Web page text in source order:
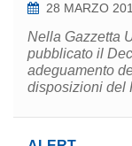
28 MARZO
Nella Gazzetta
pubblicato il
adeguamento
disposizioni del